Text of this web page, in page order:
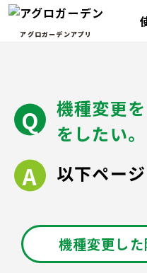
アグロガーデンアプリ
機種変更
をしたい。
以下ペー
機種変更し